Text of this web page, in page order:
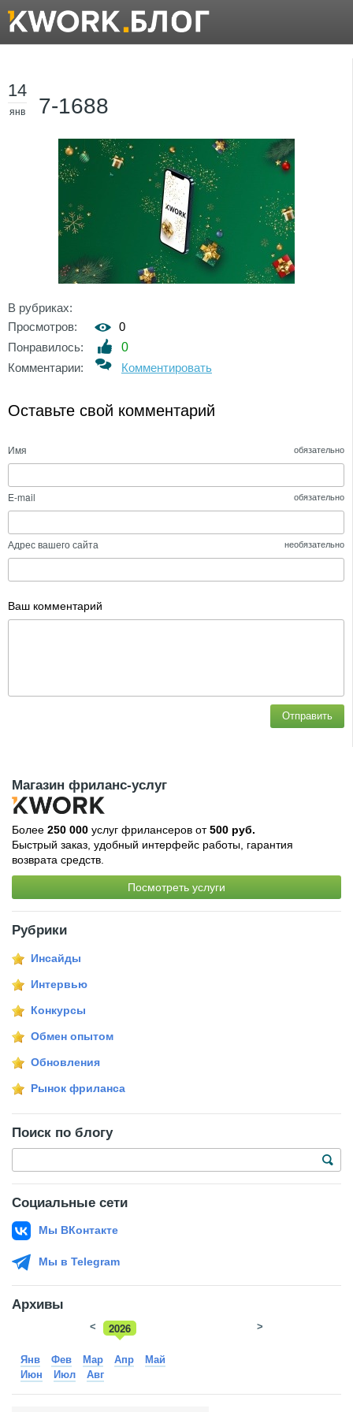
14
янв 7-1688
В рубриках:
Просмотров:
0
Понравилось:
0
Комментарии:
Комментировать
Оставьте свой комментарий
Имя обязательно
E-mail обязательно
Адрес вашего сайта необязательно
Ваш комментарий
Отправить
Магазин фриланс-услуг
Более 250 000 услуг фрилансеров от500 руб.
Быстрый заказ, удобный интерфейс работы, гарантия
возврата средств.
Посмотреть услуги
Рубрики
Инсайды
Интервью
Конкурсы
Обмен опытом
Обновления
Рынок фриланса
Поиск по блогу
Социальные сети
Мы ВКонтакте
Мы в Telegram
Архивы
2026
2025
< >
Янв Фев Мар Апр
Май
Июн
Июл Авг